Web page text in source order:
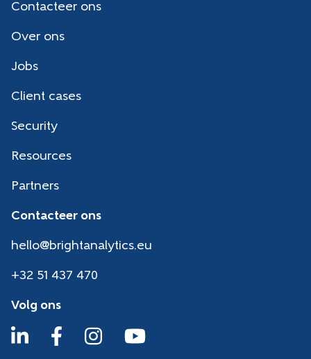
Contacteer ons
Over ons
Jobs
Client cases
Security
Resources
Partners
Contacteer ons
hello@brightanalytics.eu
+32 51 437 470
Volg ons